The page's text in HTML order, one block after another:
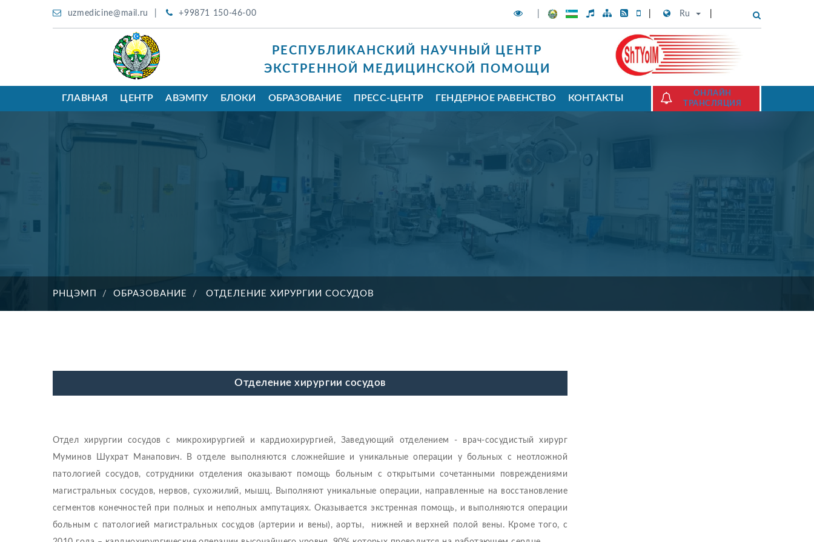
uzmedicine@mail.ru +99871 150-46-00 Ru
РЕСПУБЛИКАНСКИЙ НАУЧНЫЙ ЦЕНТР
ЭКСТРЕННОЙ МЕДИЦИНСКОЙ ПОМОЩИ
ОНЛАЙН
ТРАНСЛЯЦИЯ
ГЛАВНАЯ ЦЕНТР АВЭМПУ БЛОКИ ОБРАЗОВАНИЕ ПРЕСС-ЦЕНТР ГЕНДЕРНОЕ РАВЕНСТВО КОНТАКТЫ
РНЦЭМП ОБРАЗОВАНИЕ ОТДЕЛЕНИЕ ХИРУРГИИ СОСУДОВ
Отделение хирургии сосудов
Отдел хирургии сосудов с микрохирургией и кардиохирургией, Заведующий отделением - врач-сосудистый хирург
Муминов Шухрат Манапович. В отделе выполняются сложнейшие и уникальные операции у больных с неотложной
патологией сосудов, сотрудники отделения оказывают помощь больным с открытыми сочетанными повреждениями
магистральных сосудов, нервов, сухожилий, мышц. Выполняют уникальные операции, направленные на восстановление
сегментов конечностей при полных и неполных ампутациях. Оказывается экстренная помощь, и выполняются операции
больным с патологией магистральных сосудов (артерии и вены), аорты, нижней и верхней полой вены. Кроме того, с